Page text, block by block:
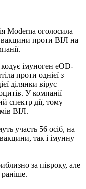
Moderna оголосила
вакцини проти ВІЛ на
імуноген eOD-
проти однієї з
ділянки вірус
У компанії
спектр дії, тому
ВІЛ.
участь 56 осіб, на
так і імунну
за півроку, але
раніше.